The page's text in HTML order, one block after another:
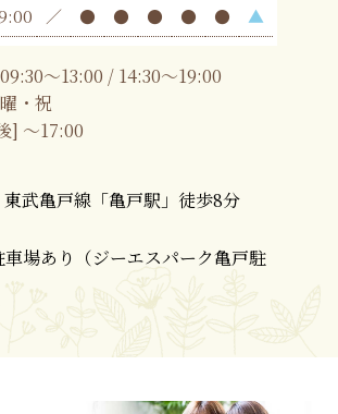
／ ● ● ● ● ● ▲
〜13:00 / 14:30〜19:00
・祝
] 〜17:00
武亀戸線「亀戸駅」徒歩8分
場あり（ジーエスパーク亀戸駐